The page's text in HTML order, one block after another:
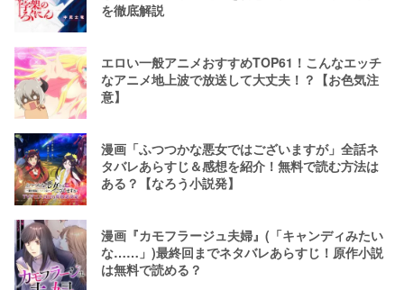
を徹底解説
エロい一般アニメおすすめTOP61！こんなエッチ
なアニメ地上波で放送して大丈夫！？【お色気注
意】
漫画「ふつつかな悪女ではございますが」全話ネ
タバレあらすじ＆感想を紹介！無料で読む方法は
ある？【なろう小説発】
漫画『カモフラージュ夫婦』(「キャンディみたい
な……」)最終回までネタバレあらすじ！原作小説
は無料で読める？